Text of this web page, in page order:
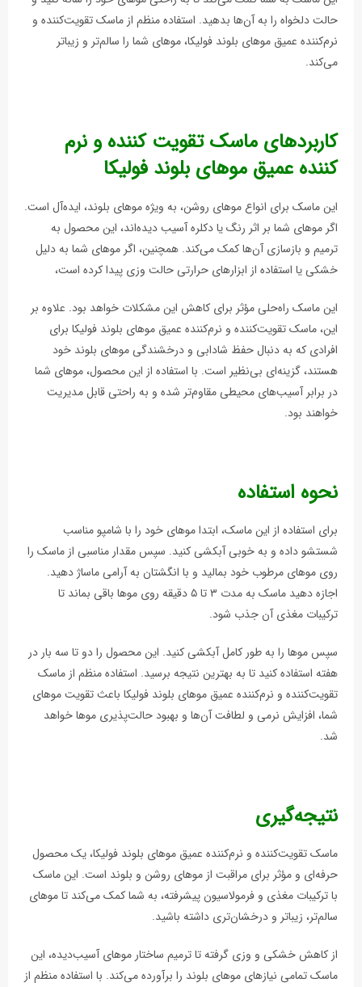
حالت دلخواه را به آن‌ها بدهید. استفاده منظم از ماسک تقویت‌کننده و
نرم‌کننده عمیق موهای بلوند فولیکا، موهای شما را سالم‌تر و زیباتر
می‌کند.
کاربردهای ماسک تقویت کننده و نرم
کننده عمیق موهای بلوند فولیکا
این ماسک برای انواع موهای روشن، به ویژه موهای بلوند، ایده‌آل است.
اگر موهای شما بر اثر رنگ یا دکلره آسیب دیده‌اند، این محصول به
ترمیم و بازسازی آن‌ها کمک می‌کند. همچنین، اگر موهای شما به دلیل
خشکی یا استفاده از ابزارهای حرارتی حالت وزی پیدا کرده است،
این ماسک راه‌حلی مؤثر برای کاهش این مشکلات خواهد بود. علاوه بر
این، ماسک تقویت‌کننده و نرم‌کننده عمیق موهای بلوند فولیکا برای
افرادی که به دنبال حفظ شادابی و درخشندگی موهای بلوند خود
هستند، گزینه‌ای بی‌نظیر است. با استفاده از این محصول، موهای شما
در برابر آسیب‌های محیطی مقاوم‌تر شده و به راحتی قابل مدیریت
خواهند بود.
نحوه استفاده
برای استفاده از این ماسک، ابتدا موهای خود را با شامپو مناسب
شستشو داده و به خوبی آبکشی کنید. سپس مقدار مناسبی از ماسک را
روی موهای مرطوب خود بمالید و با انگشتان به آرامی ماساژ دهید.
اجازه دهید ماسک به مدت ۳ تا ۵ دقیقه روی موها باقی بماند تا
ترکیبات مغذی آن جذب شود.
سپس موها را به طور کامل آبکشی کنید. این محصول را دو تا سه بار در
هفته استفاده کنید تا به بهترین نتیجه برسید. استفاده منظم از ماسک
تقویت‌کننده و نرم‌کننده عمیق موهای بلوند فولیکا باعث تقویت موهای
شما، افزایش نرمی و لطافت آن‌ها و بهبود حالت‌پذیری موها خواهد
شد.
نتیجه‌گیری
ماسک تقویت‌کننده و نرم‌کننده عمیق موهای بلوند فولیکا، یک محصول
حرفه‌ای و مؤثر برای مراقبت از موهای روشن و بلوند است. این ماسک
با ترکیبات مغذی و فرمولاسیون پیشرفته، به شما کمک می‌کند تا موهای
سالم‌تر، زیباتر و درخشان‌تری داشته باشید.
از کاهش خشکی و وزی گرفته تا ترمیم ساختار موهای آسیب‌دیده، این
ماسک تمامی نیازهای موهای بلوند را برآورده می‌کند. با استفاده منظم از